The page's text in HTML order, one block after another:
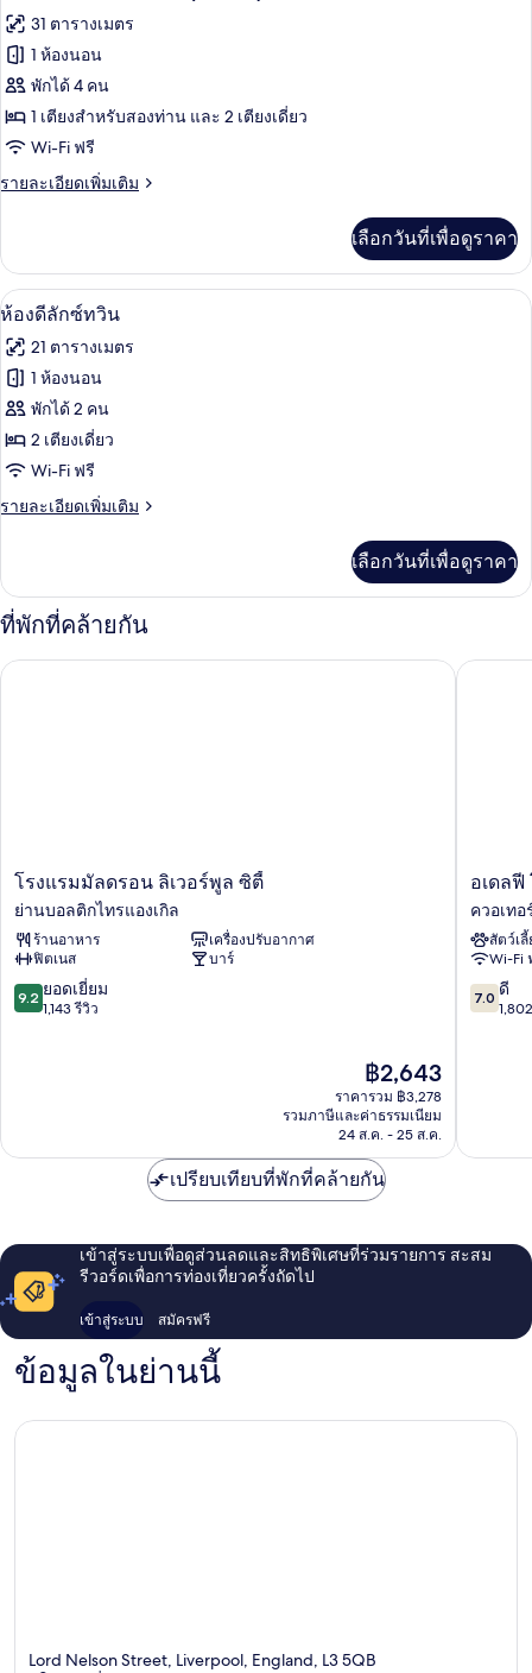
เฮา
ส์
ภาพถ่าย
ทั้งหมด
ของ
เคบิน
สำหรับ
ครอบครัว
31 ตารางเมตร
1 ห้องนอน
พักได้ 4 คน
1 เตียงสำหรับสองท่าน และ 2 เตียงเดี่ยว
Wi-Fi ฟรี
รายละเอียดเพิ่มเติม
ราย
เกี่ยว
กับ
เคบิน
ครอบครัว
(Deluxe)
เลือกวันที่เพื่อดูราคา
เปิด
ภาพถ่าย
ทั้งหมด
ของ
ห้อง
ดี
ลัก
ทวิน
ห้องดีลักซ์ทวิน | ตู้นิรภัยในห้องพัก, โ
13
ห้องดีลักซ์ทวิน
21 ตารางเมตร
1 ห้องนอน
พักได้ 2 คน
2 เตียงเดี่ยว
Wi-Fi ฟรี
รายละเอียดเพิ่มเติม
ราย
เกี่ยว
กับ
ห้อง
ลัก
เลือกวันที่เพื่อดูราคา
ที่พักที่คล้ายกัน
โรง
แรม
มัล
ดรอน
ลิเวอร์พูล
ซิตี้
ย่าน
โรงแรมมัลดรอน ลิเวอร์พูล ซิตี้
ย่านบอลติกไทรแองเกิล
ร้านอาหาร
เครื่องปรับอากาศ
ฟิตเนส
บาร์
9.2
จาก
9.2 ยอดเยี่ยม
1,143 รีวิว
ราคา
ปัจจุบัน
คือ
฿2,643
฿2,643
ราคารวม ฿3,278
รวมภาษีและค่าธรรมเนียม
24 ส.ค. - 25 ส.ค.
โรงแรมมัลดรอน ลิเวอร์พูล ซิตี้
อเดลฟี
ค
วอ
เท
อร์
ความ
อเดลฟี
ควอเท
สัตว์เ
Wi-Fi
7.0
จาก
7.0 ดี
อเดลฟี โ
เปรียบเทียบที่พักที่คล้ายกัน
เข้าสู่ระบบเพื่อดูส่วนลดและสิทธิพิเศษที่ร่วมรายการ สะสม
รีวอร์ดเพื่อการท่องเที่ยวครั้งถัดไป
เข้าสู่ระบบ สมัครฟรี
ข้อมูลในย่านนี้
Lord Nelson Street, Liverpool, England, L3 5QB